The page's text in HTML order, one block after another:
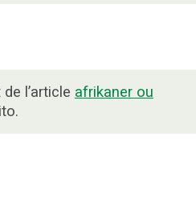
l’article afrikaner ou